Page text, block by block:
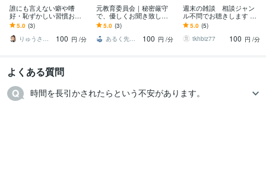
誰にも言えない癖や嗜
好・恥ずかしい習慣お聴
きします 驚くことはあり
ますが引きません☘真剣
に受け止めます✨
5.0 (3)
りゅうさく✨あなたに寄り添う公認心理師✨
100 円 /分
元教育委員会｜秘密厳守
で、優しくお聞き致しま
す ☘️１分お試し歓迎☘️愚
痴聞き、電話悩み相談、
雑談、大歓迎！
5.0 (3)
あるく先生_教員採用試験・公務員試験対策
100 円 /分
週末の雑談 相談ジャン
ル不問でお聴きします 金
曜夜〜日曜、週末気分で
どうぞ
5.0 (5)
tkhbiz77
100 円 /分
よくある質問
時間を長引かされたらという不安があります。